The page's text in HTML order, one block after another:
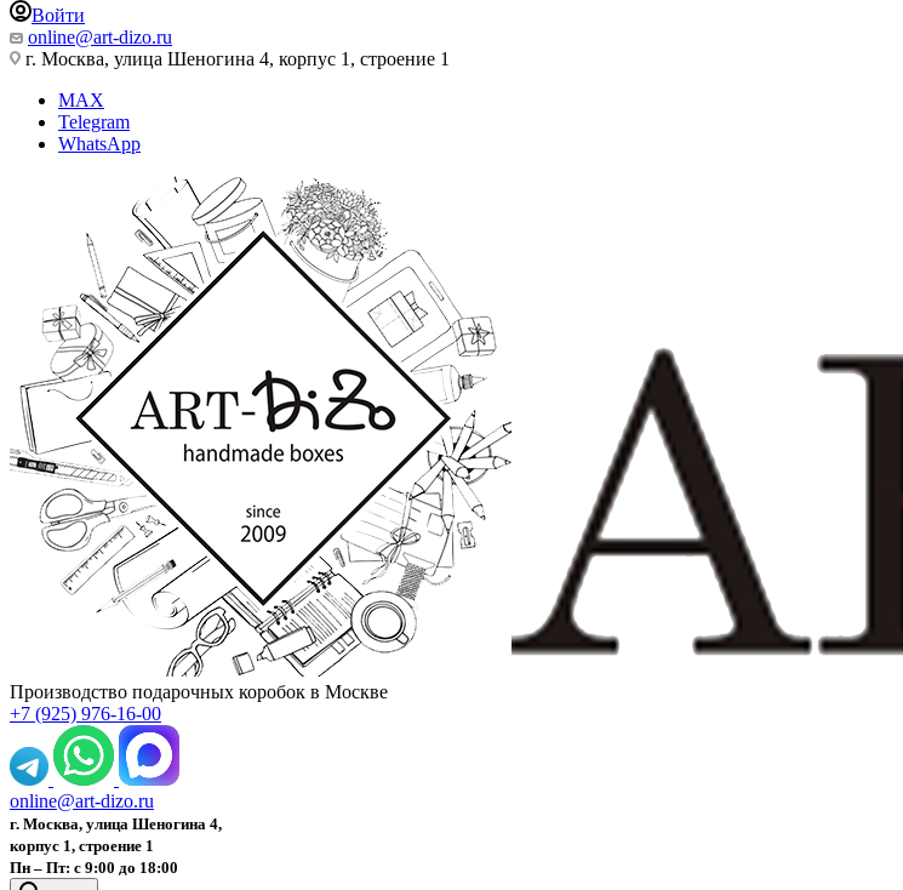
Войти
online@art-dizo.ru
г. Москва, улица Шеногина 4, корпус 1, строение 1
MAX
Telegram
WhatsApp
Производство подарочных коробок в Москве
+7 (925) 976-16-00
online@art-dizo.ru
г. Москва, улица Шеногина 4,
корпус 1, строение 1
Пн – Пт: с 9:00 до 18:00